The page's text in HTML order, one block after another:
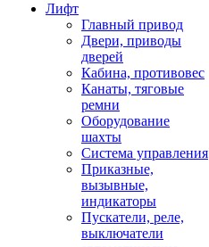
Лифт
Главный привод
Двери, приводы
дверей
Кабина, противовес
Канаты, тяговые
ремни
Оборудование
шахты
Система управления
Приказные,
вызывные,
индикаторы
Пускатели, реле,
выключатели